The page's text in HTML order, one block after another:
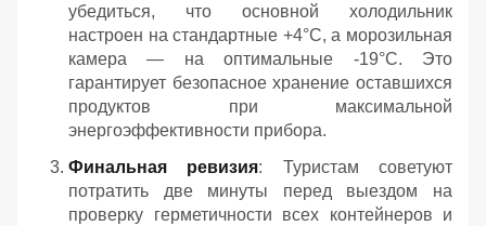
убедиться, что основной холодильник
настроен на стандартные +4°C, а морозильная
камера — на оптимальные -19°C. Это
гарантирует безопасное хранение оставшихся
продуктов при максимальной
энергоэффективности прибора.
Финальная ревизия: Туристам советуют
потратить две минуты перед выездом на
проверку герметичности всех контейнеров и